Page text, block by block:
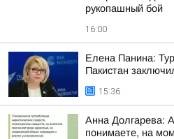
рукопашный бой
16:00
Елена Панина:
Пакистан
15:36
Анна Долгарева:
понимаете, на